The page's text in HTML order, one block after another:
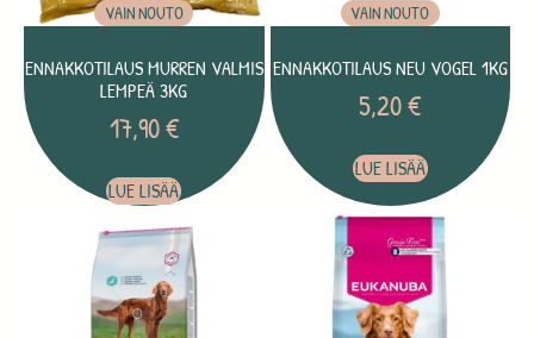
VAIN NOUTO
ENNAKKOTILAUS MURREN VALMIS
LEMPEÄ 3KG
17,90€
LUE LISÄÄ
VAIN NOUTO
ENNAKKOTILAUS NEU VOGEL 1KG
5,20€
LUE LISÄÄ